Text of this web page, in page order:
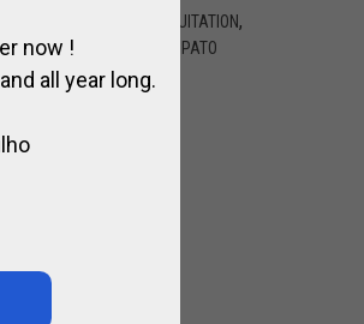
EQUITATION,
HORSE BALL / PATO
118.00
now !
all year long.